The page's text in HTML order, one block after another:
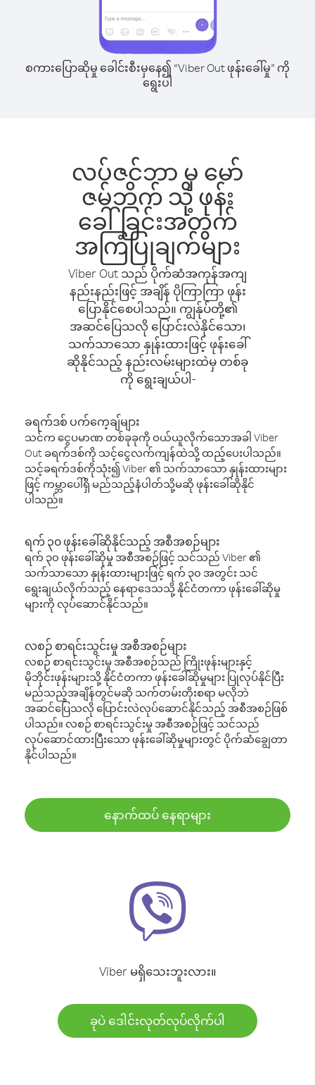
စကားပြောဆိုမှု ခေါင်းစီးမှနေ၍ “Viber Out ဖုန်းခေါ်မှု” ကို
ရွေးပါ
လပ်ဇင်ဘာ မှ မော်
ဇမ်ဘိက် သို့ ဖုန်း
ခေါ်ခြင်းအတွက်
အကြံပြုချက်များ
Viber Out သည် ပိုက်ဆံအကုန်အကျ
နည်းနည်းဖြင့် အချိန် ပိုကြာကြာ ဖုန်း
ပြောနိုင်စေပါသည်။ ကျွန်ုပ်တို့၏
အဆင်ပြေသလို ပြောင်းလဲနိုင်သော၊
သက်သာသော နှုန်းထားဖြင့် ဖုန်းခေါ်
ဆိုနိုင်သည့် နည်းလမ်းများထဲမှ တစ်ခု
ကို ရွေးချယ်ပါ-
ခရက်ဒစ် ပက်ကေ့ချ်များ
သင်က ငွေပမာဏ တစ်ခုခုကို ဝယ်ယူလိုက်သောအခါ Viber
Out ခရက်ဒစ်ကို သင့်ငွေလက်ကျန်ထဲသို့ ထည့်ပေးပါသည်။
သင့်ခရက်ဒစ်ကိုသုံး၍ Viber ၏ သက်သာသော နှုန်းထားများ
ဖြင့် ကမ္ဘာပေါ်ရှိ မည်သည့်နံပါတ်သို့မဆို ဖုန်းခေါ်ဆိုနိုင်
ပါသည်။
ရက် ၃၀ ဖုန်းခေါ်ဆိုနိုင်သည့် အစီအစဉ်များ
ရက် ၃၀ ဖုန်းခေါ်ဆိုမှု အစီအစဉ်ဖြင့် သင်သည် Viber ၏
သက်သာသော နှုန်းထားများဖြင့် ရက် ၃၀ အတွင်း သင်
ရွေးချယ်လိုက်သည့် နေရာဒေသသို့ နိုင်ငံတကာ ဖုန်းခေါ်ဆိုမှု
များကို လုပ်ဆောင်နိုင်သည်။
လစဉ် စာရင်းသွင်းမှု အစီအစဉ်များ
လစဉ် စာရင်းသွင်းမှု အစီအစဉ်သည် ကြိုးဖုန်းများနှင့်
မိုဘိုင်းဖုန်းများသို့ နိုင်ငံတကာ ဖုန်းခေါ်ဆိုမှုများ ပြုလုပ်နိုင်ပြီး
မည်သည့်အချိန်တွင်မဆို သက်တမ်းတိုးစရာ မလိုဘဲ
အဆင်ပြေသလို ပြောင်းလဲလုပ်ဆောင်နိုင်သည့် အစီအစဉ်ဖြစ်
ပါသည်။ လစဉ် စာရင်းသွင်းမှု အစီအစဉ်ဖြင့် သင်သည်
လုပ်ဆောင်ထားပြီးသော ဖုန်းခေါ်ဆိုမှုများတွင် ပိုက်ဆံချွေတာ
နိုင်ပါသည်။
နောက်ထပ် နေရာများ
Viber မရှိသေးဘူးလား။
ခုပဲ ဒေါင်းလုတ်လုပ်လိုက်ပါ